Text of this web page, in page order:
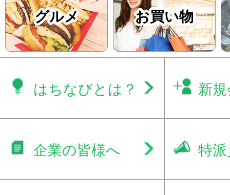
グルメ お買い物
はちなびとは？ 新
企業の皆様へ 特